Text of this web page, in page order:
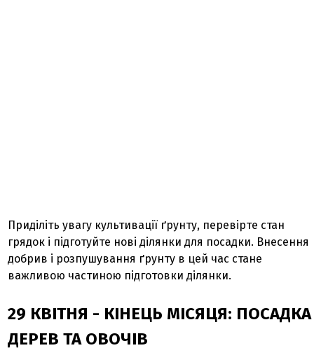
Приділіть увагу культивації ґрунту, перевірте стан
грядок і підготуйте нові ділянки для посадки. Внесення
добрив і розпушування ґрунту в цей час стане
важливою частиною підготовки ділянки.
29 КВІТНЯ - КІНЕЦЬ МІСЯЦЯ: ПОСАДКА
ДЕРЕВ ТА ОВОЧІВ